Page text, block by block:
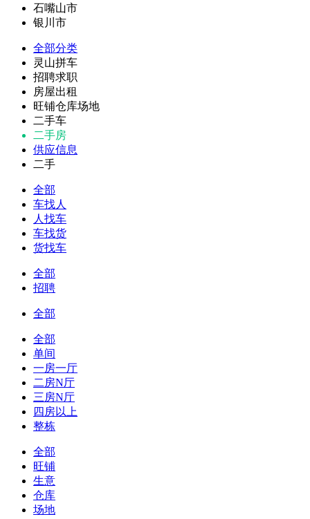
石嘴山市
银川市
全部分类
灵山拼车
招聘求职
房屋出租
旺铺仓库场地
二手车
二手房
供应信息
二手
全部
车找人
人找车
车找货
货找车
全部
招聘
全部
全部
单间
一房一厅
二房N厅
三房N厅
四房以上
整栋
全部
旺铺
生意
仓库
场地